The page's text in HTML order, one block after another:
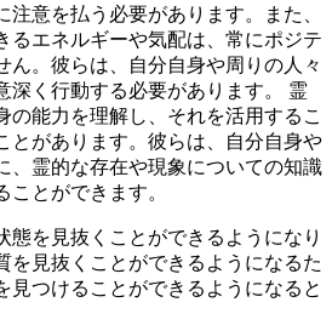
意を払う必要があります。また、
るエネルギーや気配は、常にポジテ
ん。彼らは、自分自身や周りの人々
深く行動する必要があります。 霊
の能力を理解し、それを活用するこ
とがあります。彼らは、自分自身や
、霊的な存在や現象についての知識
ことができます。
態を見抜くことができるようになり
を見抜くことができるようになるた
見つけることができるようになると